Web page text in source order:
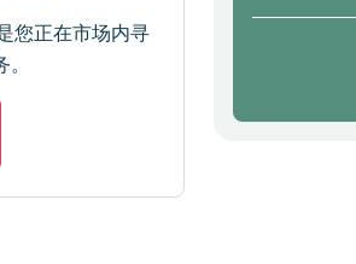
您正在市场内寻